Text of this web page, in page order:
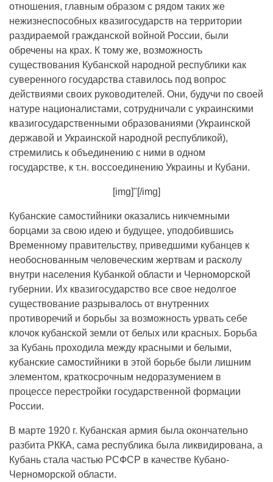
отношения, главным образом с рядом таких же
нежизнеспособных квазигосударств на территории
раздираемой гражданской войной России, были
обречены на крах. К тому же, возможность
существования Кубанской народной республики как
суверенного государства ставилось под вопрос
действиями своих руководителей. Они, будучи по своей
натуре националистами, сотрудничали с украинскими
квазигосударственными образованиями (Украинской
державой и Украинской народной республикой),
стремились к объединению с ними в одном
государстве, к т.н. воссоединению Украины и Кубани.
[img]"[/img]
Кубанские самостийники оказались никчемными
борцами за свою идею и будущее, уподобившись
Временному правительству, приведшими кубанцев к
необоснованным человеческим жертвам и расколу
внутри населения Кубанкой области и Черноморской
губернии. Их квазигосударство все свое недолгое
существование разрывалось от внутренних
противоречий и борьбы за возможность урвать себе
клочок кубанской земли от белых или красных. Борьба
за Кубань проходила между красными и белыми,
кубанские самостийники в этой борьбе были лишним
элементом, краткосрочным недоразумением в
процессе перестройки государственной формации
России.
В марте 1920 г. Кубанская армия была окончательно
разбита РККА, сама республика была ликвидирована, а
Кубань стала частью РСФСР в качестве Кубано-
Черноморской области.